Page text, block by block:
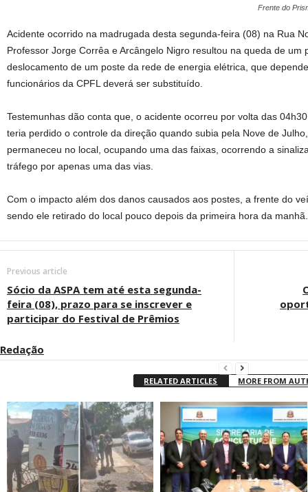
Frente do
Acidente ocorrido na madrugada desta segunda-feira (08) na Rua
Professor Jorge Corrêa e Arcângelo Nigro resultou na queda de um
deslocamento de um poste da rede de energia elétrica, que
funcionários da CPFL deverá ser substituído.
Testemunhas dão conta que, o acidente ocorreu por volta das
teria perdido o controle da direção quando subia pela Nove de
permaneceu no local, ocupando uma das faixas, ocorrendo a
tráfego por apenas uma das vias.
Com o impacto além dos danos causados aos postes, a frente do
sendo ele retirado do local pouco depois da primeira hora da manhã.
Previous article
Sócio da ASPA tem até esta segunda-
feira (08), prazo para se inscrever e
participar do Festival de Prêmios
Redação
RELATED ARTICLES MORE FROM